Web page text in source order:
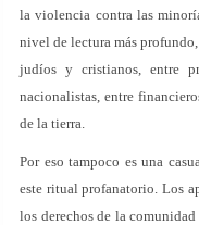
la violencia contra las
nivel de lectura más
judíos y cristianos, entre
nacionalistas, entre
de la tierra.
Por eso tampoco es una
este ritual profanatorio. Los
los derechos de la